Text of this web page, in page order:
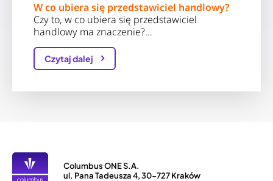
W co ubiera się przedstawiciel handlowy?
Czy to, w co ubiera się przedstawiciel
handlowy ma znaczenie?…
Czytaj dalej
Columbus ONE S.A.
ul. Pana Tadeusza 4, 30-727 Kraków